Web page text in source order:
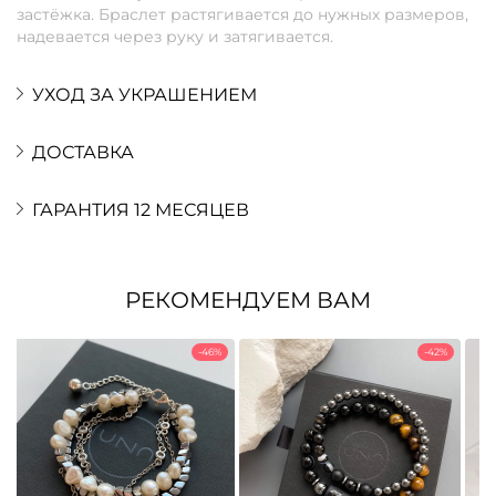
застёжка. Браслет растягивается до нужных размеров,
надевается через руку и затягивается.
УХОД ЗА УКРАШЕНИЕМ
ДОСТАВКА
ГАРАНТИЯ 12 МЕСЯЦЕВ
РЕКОМЕНДУЕМ ВАМ
-46% -42%